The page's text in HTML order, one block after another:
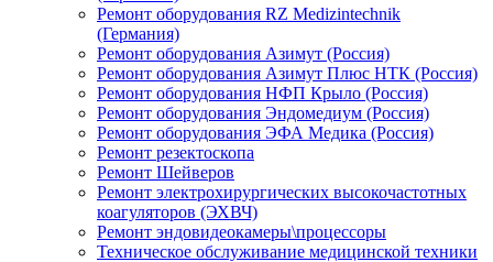
Ремонт оборудования RZ Medizintechnik
(Германия)
Ремонт оборудования Азимут (Россия)
Ремонт оборудования Азимут Плюс НТК (Россия)
Ремонт оборудования НФП Крыло (Россия)
Ремонт оборудования Эндомедиум (Россия)
Ремонт оборудования ЭФА Медика (Россия)
Ремонт резектоскопа
Ремонт Шейверов
Ремонт электрохирургических высокочастотных
коагуляторов (ЭХВЧ)
Ремонт эндовидеокамеры\процессоры
Техническое обслуживание медицинской техники